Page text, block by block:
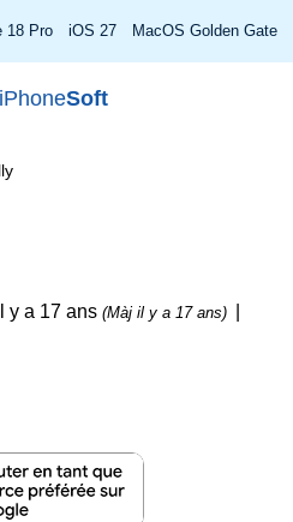
18 Pro iOS 27 MacOS Golden Gate
iPhoneSoft
Il y a 17 ans(Màj il y a 17 ans)